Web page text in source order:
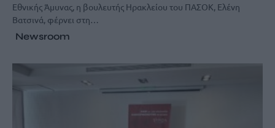
Εθνικής Άμυνας, η βουλευτής Ηρακλείου του ΠΑΣΟΚ, Ελένη
Βατσινά, φέρνει στη…
Newsroom